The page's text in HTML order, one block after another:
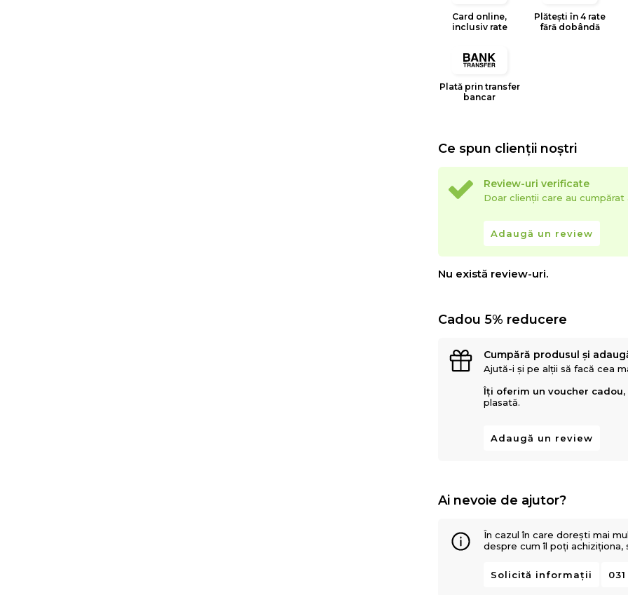
Card online,
inclusiv rate
Plătești în 4 rate
fără dobândă
Plată prin transfer
bancar
Ce spun clienții noștri
Review-uri verificate
Doar clienții care au
Adaugă un review
Nu există review-uri.
Cadou 5% reducere
Cumpără produsul și
Ajută-i și pe alții să facă cea
Îți oferim un voucher cadou,
plasată.
Adaugă un review
Ai nevoie de ajutor?
În cazul în care dorești mai
despre cum îl poți achiziționa,
Solicită informații